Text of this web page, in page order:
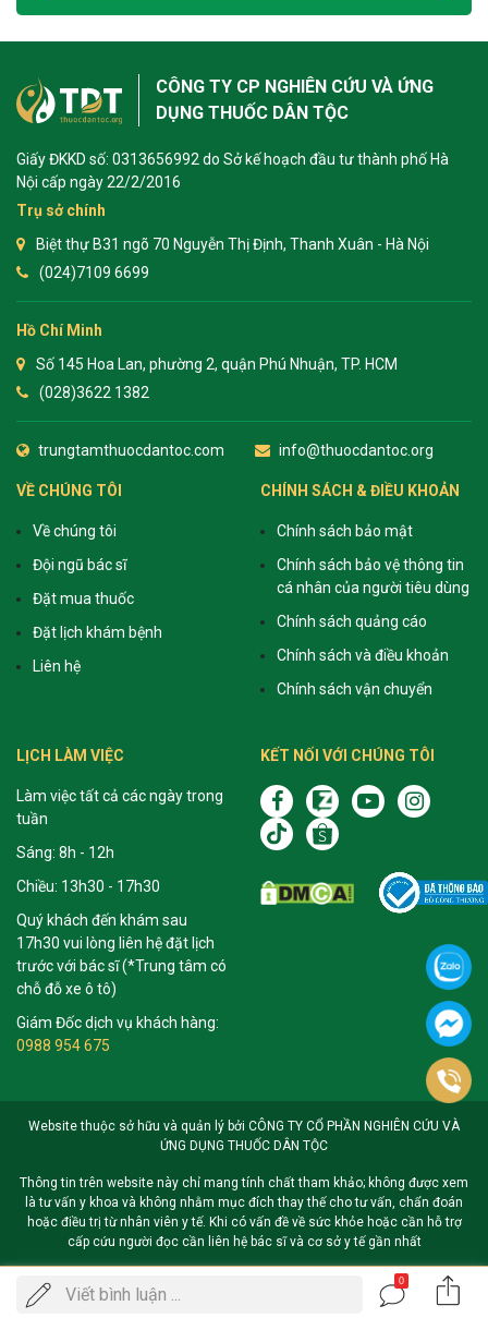
Viết bình luận ...
0
CÔNG TY CP NGHIÊN CỨU VÀ ỨNG
DỤNG THUỐC DÂN TỘC
Giấy ĐKKD số: 0313656992 do Sở kế hoạch đầu tư thành phố Hà
Nội cấp ngày 22/2/2016
Trụ sở chính
Biệt thự B31 ngõ 70 Nguyễn Thị Định, Thanh Xuân - Hà Nội
(024)7109 6699
Hồ Chí Minh
Số 145 Hoa Lan, phường 2, quận Phú Nhuận, TP. HCM
(028)3622 1382
trungtamthuocdantoc.com info@thuocdantoc.org
VỀ CHÚNG TÔI
Về chúng tôi
Đội ngũ bác sĩ
Đặt mua thuốc
Đặt lịch khám bệnh
Liên hệ
CHÍNH SÁCH & ĐIỀU KHOẢN
Chính sách bảo mật
Chính sách bảo vệ thông tin
cá nhân của người tiêu dùng
Chính sách quảng cáo
Chính sách và điều khoản
Chính sách vận chuyển
LỊCH LÀM VIỆC
Làm việc tất cả các ngày trong
tuần
Sáng: 8h - 12h
Chiều: 13h30 - 17h30
Quý khách đến khám sau
17h30 vui lòng liên hệ đặt lịch
trước với bác sĩ (*Trung tâm có
chỗ đỗ xe ô tô)
Giám Đốc dịch vụ khách hàng:
0988 954 675
KẾT NỐI VỚI CHÚNG TÔI
Website thuộc sở hữu và quản lý bởi CÔNG TY CỔ PHẦN NGHIÊN CỨU VÀ
ỨNG DỤNG THUỐC DÂN TỘC
Thông tin trên website này chỉ mang tính chất tham khảo; không được xem
là tư vấn y khoa và không nhằm mục đích thay thế cho tư vấn, chẩn đoán
hoặc điều trị từ nhân viên y tế. Khi có vấn đề về sức khỏe hoặc cần hỗ trợ
cấp cứu người đọc cần liên hệ bác sĩ và cơ sở y tế gần nhất
Gọi
ĐẶT LỊCH KHÁM